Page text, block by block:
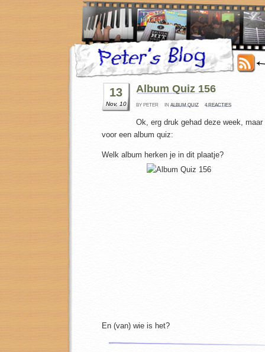
13
Nov, 10
Album Quiz 156
BY PETER IN ALBUM QUIZ 4 REACTIES
Ok, erg druk gehad deze week,
voor een album quiz:
Welk album herken je in dit plaatje?
En (van) wie is het?